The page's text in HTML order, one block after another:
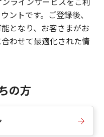
ントです。ご登録後、
となり、お客さまがお
わせて最適化された情
の方